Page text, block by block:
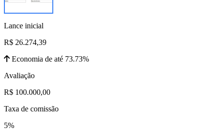
Lance inicial
R$ 26.274,39
Economia de até 73.73%
Avaliação
R$ 100.000,00
Taxa de comissão
5%